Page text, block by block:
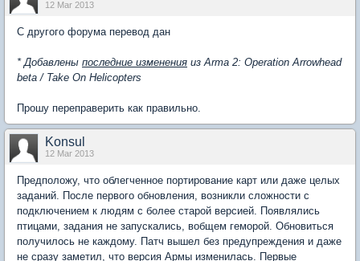
12 Mar 2013
С другого форума перевод дан
* Добавлены последние изменения из Arma 2: Operation Arrowhead
beta / Take On Helicopters
Прошу переправерить как правильно.
Konsul
12 Mar 2013
Предположу, что облегченное портирование карт или даже целых
заданий. После первого обновления, возникли сложности с
подключением к людям с более старой версией. Появлялись
птицами, задания не запускались, вобщем геморой. Обновиться
получилось не каждому. Патч вышел без предупреждения и даже
не сразу заметил, что версия Армы изменилась. Первые